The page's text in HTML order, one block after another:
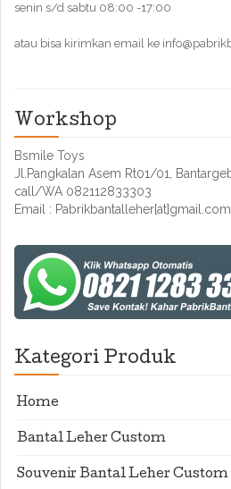
senin s/d sabtu 08:00 -17:00
atau bisa kirimkan email ke
Workshop
Bsmile Toys
Jl.Pangkalan Asem Rt01/01,
call/WA 082112833303
Email : Pabrikbantalleher[at]gmail.com
Kategori Produk
Home
Bantal Leher Custom
Souvenir Bantal Leher